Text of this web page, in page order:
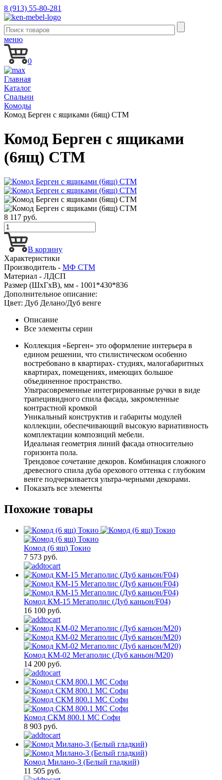
8 (913) 55-80-281
меню
0
Главная
Каталог
Спальни
Комоды
Комод Берген с ящиками (6ящ) СТМ
Комод Берген с ящиками
(6ящ) СТМ
8 117 руб.
В корзину
Характеристики
Производитель - МФ СТМ
Материал - ЛДСП
Размер (ШхГхВ), мм - 1001*430*836
Дополнительное описание:
Цвет: Дуб Делано/Дуб венге
Описание
Все элементы серии
Коллекция «Берген» это оформление интерьера в
едином решении, что стилистическом особенно
востребовано в квартирах- студиях, малогабаритных
квартирах, помещениях, имеющих большое
объединенное пространство.
Ультрасовременные интегрированные ручки в виде
трапецивидного спила фасада, закромленные
контрастной кромкой
Уникальный конструктив и габариты модулей
коллекции, обеспечивающий высокую вариативность
комплектации композиций мебели.
Идеальная геометрия линий фасада относительно
горизонта пола.
Трендовое сочетание декоров. Комбинация сложного
древесного спила дуба орехового оттенка с глубоким
венге подчеркивается ультра-черными декорами.
Показать все элементы
Похожие товары
Комод (6 ящ) Токио
7 573 руб.
Комод КМ-15 Мегаполис (Дуб каньон/F04)
16 100 руб.
Комод КМ-02 Мегаполис (Дуб каньон/M20)
14 200 руб.
Комод СКМ 800.1 МС Софи
8 903 руб.
Комод Милано-3 (Белый гладкий)
11 505 руб.